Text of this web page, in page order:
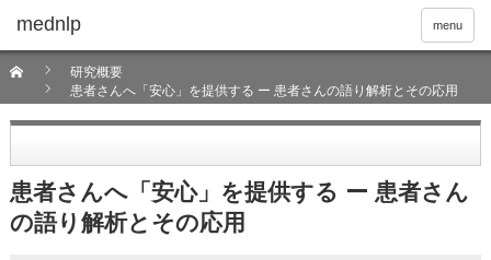
menu
研究概要
患者さんへ「安心」を提供する ー 患者さんの語り解析とその応用
患者さんへ「安心」を提供する ー 患者さん
の語り解析とその応用